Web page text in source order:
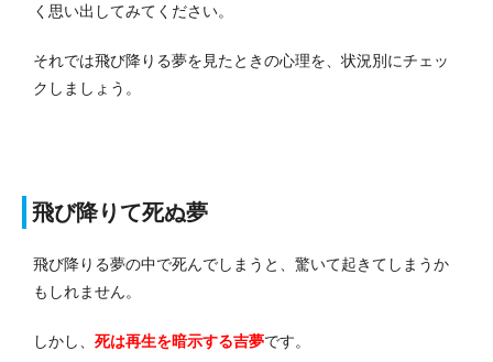
く思い出してみてください。
それでは飛び降りる夢を見たときの心理を、状況別にチェッ
クしましょう。
飛び降りて死ぬ夢
飛び降りる夢の中で死んでしまうと、驚いて起きてしまうか
もしれません。
しかし、 死は再生を暗示する吉夢です。